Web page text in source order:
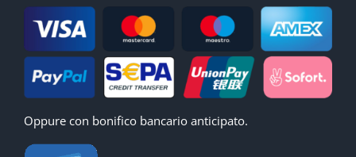
Oppure con bonifico bancario anticipato.